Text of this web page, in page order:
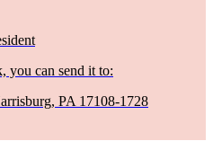
you can send it to:
PA 17108-1728